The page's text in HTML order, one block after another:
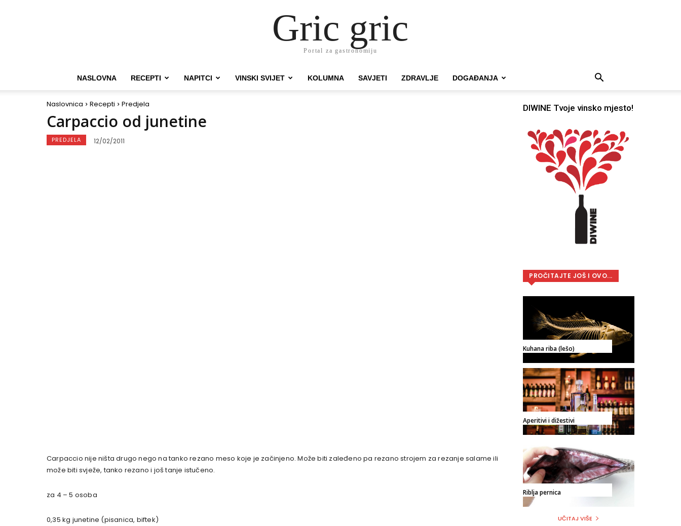
Gric gric
Portal za gastronomiju
NASLOVNA RECEPTI NAPITCI VINSKI SVIJET KOLUMNA SAVJETI ZDRAVLJE DOGAĐANJA
Naslovnica Recepti Predjela
Carpaccio od junetine
PREDJELA 12/02/2011
Carpaccio nije ništa drugo nego na tanko rezano meso koje je začinjeno. Može biti zaleđeno pa rezano strojem za rezanje salame ili
može biti svježe, tanko rezano i još tanje istučeno.
za 4 – 5 osoba
0,35 kg junetine (pisanica, biftek)
DIWINE Tvoje vinsko mjesto!
PROČITAJTE JOŠ I OVO...
Kuhana riba (lešo)
Aperitivi i dižestivi
Riblja pernica
UČITAJ VIŠE